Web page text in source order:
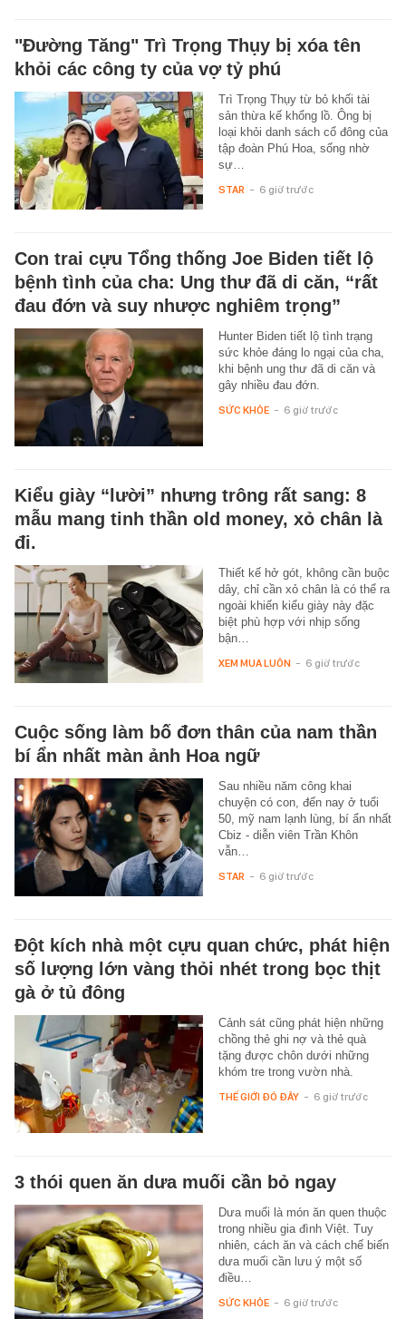
"Đường Tăng" Trì Trọng Thụy bị xóa tên
khỏi các công ty của vợ tỷ phú
Trì Trọng Thụy từ bỏ khối tài
sản thừa kế khổng lồ. Ông bị
loại khỏi danh sách cổ đông của
tập đoàn Phú Hoa, sống nhờ
sự…
STAR - 6 giờ trước
Con trai cựu Tổng thống Joe Biden tiết lộ
bệnh tình của cha: Ung thư đã di căn, “rất
đau đớn và suy nhược nghiêm trọng”
Hunter Biden tiết lộ tình trạng
sức khỏe đáng lo ngại của cha,
khi bệnh ung thư đã di căn và
gây nhiều đau đớn.
SỨC KHỎE - 6 giờ trước
Kiểu giày “lười” nhưng trông rất sang: 8
mẫu mang tinh thần old money, xỏ chân là
đi.
Thiết kế hở gót, không cần buộc
dây, chỉ cần xỏ chân là có thể ra
ngoài khiến kiểu giày này đặc
biệt phù hợp với nhịp sống
bận…
XEM MUA LUÔN - 6 giờ trước
Cuộc sống làm bố đơn thân của nam thần
bí ẩn nhất màn ảnh Hoa ngữ
Sau nhiều năm công khai
chuyện có con, đến nay ở tuổi
50, mỹ nam lạnh lùng, bí ẩn nhất
Cbiz - diễn viên Trần Khôn
vẫn…
STAR - 6 giờ trước
Đột kích nhà một cựu quan chức, phát hiện
số lượng lớn vàng thỏi nhét trong bọc thịt
gà ở tủ đông
Cảnh sát cũng phát hiện những
chồng thẻ ghi nợ và thẻ quà
tặng được chôn dưới những
khóm tre trong vườn nhà.
THẾ GIỚI ĐÓ ĐÂY - 6 giờ trước
3 thói quen ăn dưa muối cần bỏ ngay
Dưa muối là món ăn quen thuộc
trong nhiều gia đình Việt. Tuy
nhiên, cách ăn và cách chế biến
dưa muối cần lưu ý một số
điều…
SỨC KHỎE - 6 giờ trước